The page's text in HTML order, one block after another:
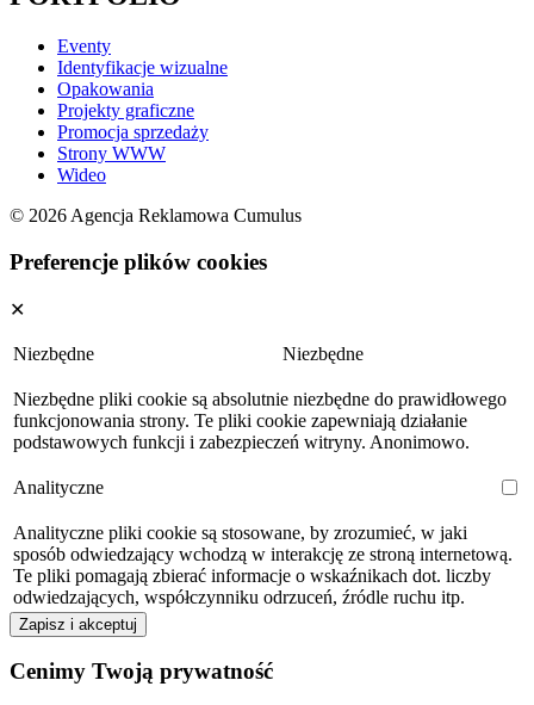
Eventy
Identyfikacje wizualne
Opakowania
Projekty graficzne
Promocja sprzedaży
Strony WWW
Wideo
© 2026 Agencja Reklamowa Cumulus
Preferencje plików cookies
✕
Niezbędne Niezbędne
Niezbędne pliki cookie są absolutnie niezbędne do prawidłowego
funkcjonowania strony. Te pliki cookie zapewniają działanie
podstawowych funkcji i zabezpieczeń witryny. Anonimowo.
Analityczne
Analityczne pliki cookie są stosowane, by zrozumieć, w jaki
sposób odwiedzający wchodzą w interakcję ze stroną internetową.
Te pliki pomagają zbierać informacje o wskaźnikach dot. liczby
odwiedzających, współczynniku odrzuceń, źródle ruchu itp.
Zapisz i akceptuj
Cenimy Twoją prywatność